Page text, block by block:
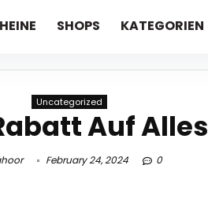
SHOPS KATEGORIEN
Uncategorized
Auf Alles
February 24, 2024 0